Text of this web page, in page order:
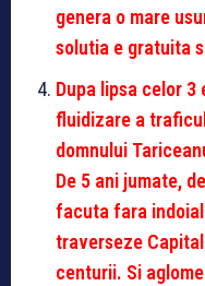
genera o mare
solutia e gratuita
Dupa lipsa celor
fluidizare a
domnului
De 5 ani jumate,
facuta fara
traverseze
centurii. Si